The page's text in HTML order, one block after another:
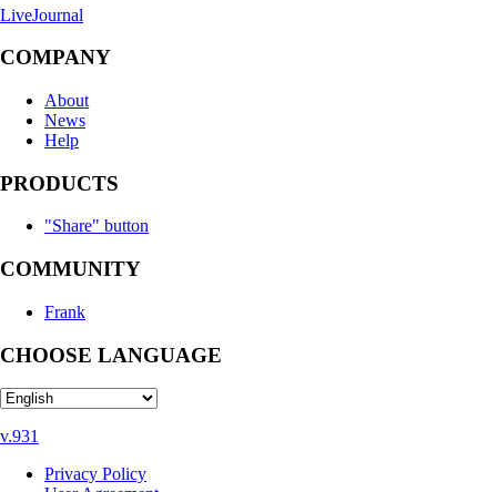
LiveJournal
COMPANY
About
News
Help
PRODUCTS
"Share" button
COMMUNITY
Frank
CHOOSE LANGUAGE
v.931
Privacy Policy